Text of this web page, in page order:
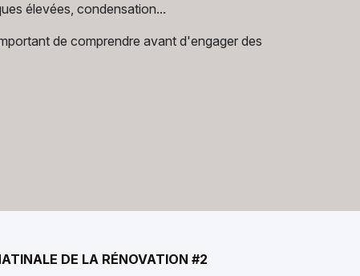
élevées, condensation...
de comprendre avant d'engager des
DE LA RÉNOVATION #2